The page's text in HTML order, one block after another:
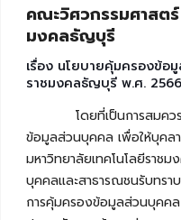
คณะวิศวกรรมศาสตร์
มงคลธัญบุรี
เรื่อง นโยบายคุ้มครองข้อ
ราชมงคลธัญบุรี พ.ศ. 2566
โดยที่เป็นการสมควรให้
ข้อมูลส่วนบุคคล เพื่อให้บุคล
มหาวิทยาลัยเทคโนโลยีราช
บุคคลและสาธารณชนรับทราบ
การคุ้มครองข้อมูลส่วนบุคค